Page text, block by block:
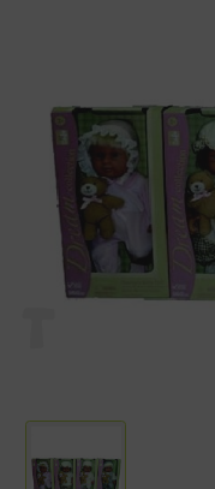
U kunt kiezen uit 4
zijn allemaal voorzien van
LET OP! Dit artikel is
in verschillende
welke uitvoering je
Je kan je voorkeur
betaalpagina. Dit is echter